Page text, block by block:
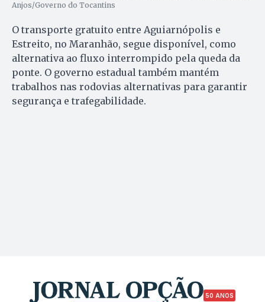
Anjos/Governo do Tocantins
O transporte gratuito entre Aguiarnópolis e
Estreito, no Maranhão, segue disponível, como
alternativa ao fluxo interrompido pela queda da
ponte. O governo estadual também mantém
trabalhos nas rodovias alternativas para garantir
segurança e trafegabilidade.
50 ANOS